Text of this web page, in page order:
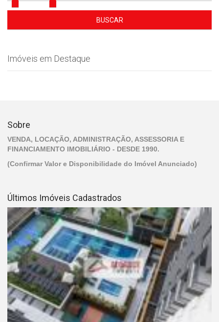
BUSCAR
Imóveis em Destaque
Sobre
VENDA, LOCAÇÃO, ADMINISTRAÇÃO, ASSESSORIA E
FINANCIAMENTO IMOBILIÁRIO - DESDE 1990.
(Confirmar Valor e Disponibilidade do Imóvel Anunciado)
Últimos Imóveis Cadastrados